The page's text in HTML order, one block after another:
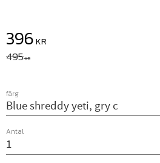
Nedsatt pris:
396KR
Ordinarie pris:
495KR
färg
Antal